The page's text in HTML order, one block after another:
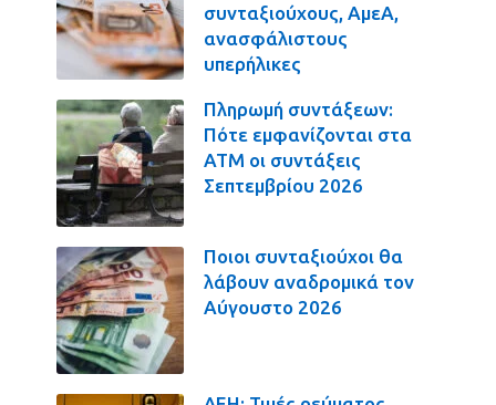
συνταξιούχους, ΑμεΑ,
ανασφάλιστους
υπερήλικες
Πληρωμή συντάξεων:
Πότε εμφανίζονται στα
ΑΤΜ οι συντάξεις
Σεπτεμβρίου 2026
Ποιοι συνταξιούχοι θα
λάβουν αναδρομικά τον
Αύγουστο 2026